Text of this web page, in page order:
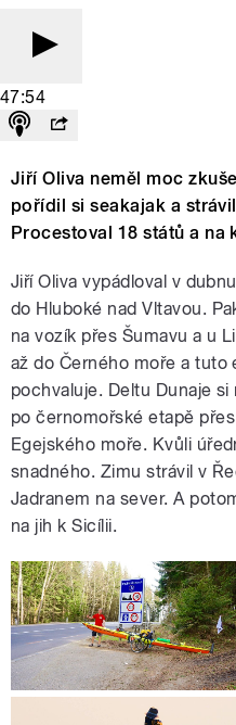
47:54
Jiří Oliva neměl moc
pořídil si seakajak a
Procestoval 18 států a na
Jiří Oliva vypádloval v
do Hluboké nad Vltavou.
na vozík přes Šumavu a u
až do Černého moře a tuto
pochvaluje. Deltu Dunaje
po černomořské etapě
Egejského moře. Kvůli
snadného. Zimu strávil v
Jadranem na sever. A
na jih k Sicílii.